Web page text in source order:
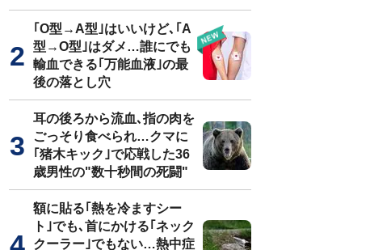
｢O型→A型｣はいいけど､｢A
型→O型｣はダメ…誰にでも
輸血できる｢万能血液｣の最
後の落とし穴
耳の後ろから流血､指の肉を
ごっそり食べられ…クマに
｢猪木キック｣で応戦した36
歳男性の"数十秒間の死闘"
額に貼る｢熱を冷ますシー
ト｣でも､首にかける｢ネック
クーラー｣でもない…熱中症